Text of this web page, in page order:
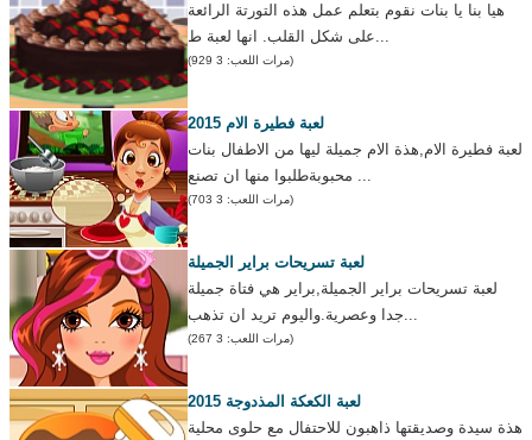
هيا بنا يا بنات نقوم بتعلم عمل هذه التورتة الرائعة
على شكل القلب. انها لعبة ط...
(مرات اللعب: 3 929)
لعبة فطيرة الام 2015
لعبة فطيرة الام,هذة الام جميلة ليها من الاطفال بنات
محبوبةطلبوا منها ان تصنع ...
(مرات اللعب: 3 703)
لعبة تسريحات براير الجميلة
لعبة تسريحات براير الجميلة,براير هي فتاة جميلة
جدا وعصرية.واليوم تريد ان تذهب...
(مرات اللعب: 3 267)
لعبة الكعكة المذدوجة 2015
هذة سيدة وصديقتها ذاهبون للاحتفال مع حلوى محلية